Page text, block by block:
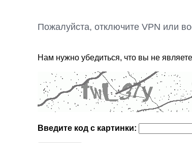
Пожалуйста, отключите VPN или
Нам нужно убедиться, что вы не
Введите код с картинки: